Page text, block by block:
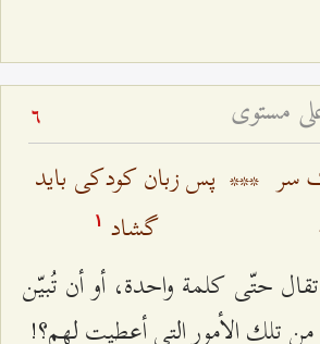
مستوى 6
سر *** پس زبان کودکی باید
گشاد
۱
حتّى كلمة واحدة، أو أن تُبيّن
تلك الأمور التي أعطيت لهم؟!